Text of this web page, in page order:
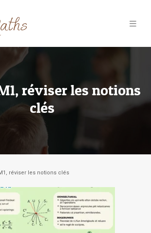
réviser les notions
clés
réviser les notions clés